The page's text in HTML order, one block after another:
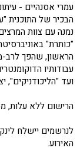
נמנה עם צוות
"כותרת"
הראשון, שהפך
עבודותיו
ועד "הליכודניקים",
הרישום ללא עלות,
האירוע.